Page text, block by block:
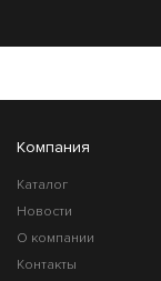
Компания
Каталог
Новости
О компании
Контакты